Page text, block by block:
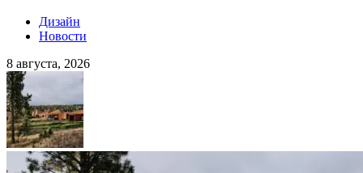
Дизайн
Новости
8 августа, 2026